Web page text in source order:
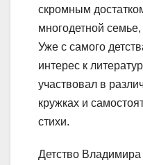
скромным
многодетной
Уже с самого
интерес к
участвовал в
кружках и
стихи.
Детство